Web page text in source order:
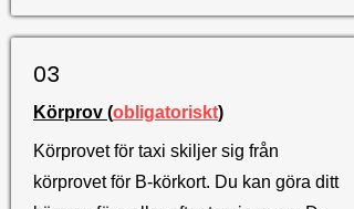
03
Körprov (obligatoriskt)
Körprovet för taxi skiljer sig från
körprovet för B-körkort. Du kan göra ditt